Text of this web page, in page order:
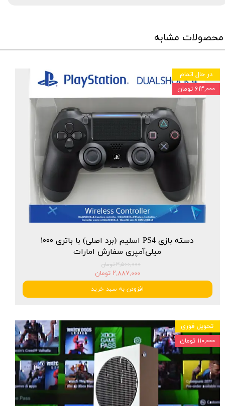
محصولات مشابه
دسته بازی PS4 اسلیم (برد اصلی) با باتری ۱۰۰۰
میلی‌آمپری سفارش امارات
۳,۵۰۰,۰۰۰ تومان
۲,۸۸۷,۰۰۰ تومان
افزودن به سبد خرید
در حال اتمام
۶۱۳,۰۰۰ تومان
تحویل فوری
۱۱۰,۰۰۰ تومان